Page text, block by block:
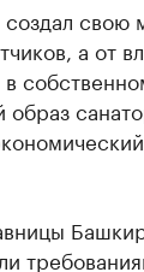
свою
а от